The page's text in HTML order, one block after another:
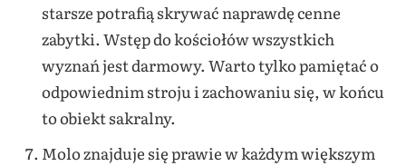
starsze potrafią skrywać naprawdę cenne
zabytki. Wstęp do kościołów wszystkich
wyznań jest darmowy. Warto tylko pamiętać o
odpowiednim stroju i zachowaniu się, w końcu
to obiekt sakralny.
Molo znajduje się prawie w każdym większym